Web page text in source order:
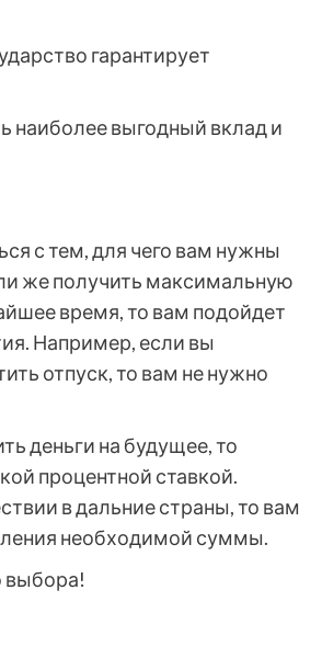
гарантирует
выгодный вклад и
с тем, для чего вам нужны
же получить максимальную
время, то вам подойдет
Например, если вы
отпуск, то вам не нужно
деньги на будущее, то
процентной ставкой.
в дальние страны, то вам
необходимой суммы.
выбора!